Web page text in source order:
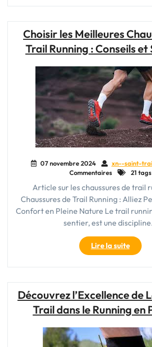
Courir
de
Choisir les Meilleures
Trail Running : Conseils
07 novembre 2024 xn--saint-
Commentaires
21 tags
Article sur les chaussures de trail
Chaussures de Trail Running : Alliez
Confort en Pleine Nature Le trail
sentier, est une
Lire la suite"Choisir
les
Trail
Découvrez l’Excellence de
Trail dans le Running en